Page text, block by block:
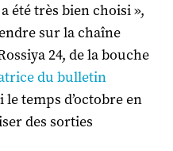
été très bien choisi »,
sur la chaîne
24, de la bouche
du bulletin
le temps d’octobre en
des sorties